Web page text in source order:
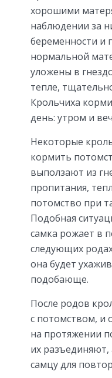
хорошими
наблюдении за
беременности и
нормальной
уложены в
тепле,
Крольчиха
день: утром и
Некоторые
кормить
выползают из
пропитания,
потомство при
Подобная
самка рожает в
следующих
она будет
подобающе.
После родов
с потомством, и
на протяжении
их
самцу для